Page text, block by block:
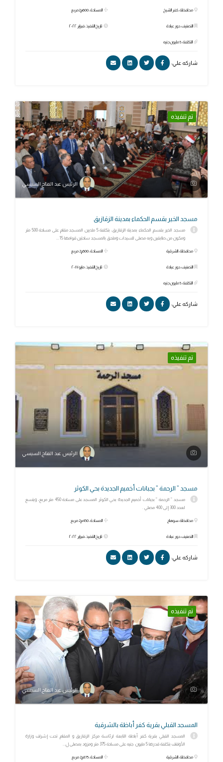
محافظة: كفر الشيخ
التصنيف: دور عبادة
التكلفة: 5 مليون جنيه
المساحة: 600م2مربع
تاريخ التنفيذ: فبراير ٢٠٢٢
شاركه علي:
تم تنفيذه
الرئيس عبد الفتاح السيسي
مسجد الخير بقسم الحكماء بمدينة الزقازيق
مسجد الخير بقسم الحكماء بمدينة الزقازيق، بتكلفة 5 ملايين المسجد مقام على مساحة 500 متر
ومكون من طابقين وبه مصلى للسيدات وملحق بالمسجد ساحتين قوامها 15...
محافظة: الشرقية
التصنيف: دور عبادة
التكلفة: 5 مليون جنيه
المساحة: 500م2 مربع
تاريخ التنفيذ: مايو ٢٠١٧
شاركه علي:
تم تنفيذه
الرئيس عبد الفتاح السيسي
مسجد ” الرحمة ” بجبانات أخميم الجديدة بحي الكوثر
مسجد ” الرحمة ” بجبانات أخميم الجديدة بحي الكوثر المسجد على مساحة 450 متر مربع، ويتسع
لعدد 300 إلى 400 مصلي .
محافظة: سوهاج
التصنيف: دور عبادة
المساحة: 450م2 مربع
تاريخ التنفيذ: فبراير ٢٠٢٢
شاركه علي:
تم تنفيذه
الرئيس عبد الفتاح السيسي
المسجد القبلي بقرية كفر أباظة بالشرقية
المسجد القبلي بقرية كفر أباظة التابعة لرئاسة مركز الزقازيق و المقام تحت إشراف وزارة
الأوقاف بتكلفة قدرها 5 مليون جنيه على مساحة 375 متر ومزود بمصلى ل...
محافظة: الشرقية المساحة: 375م2 مربع